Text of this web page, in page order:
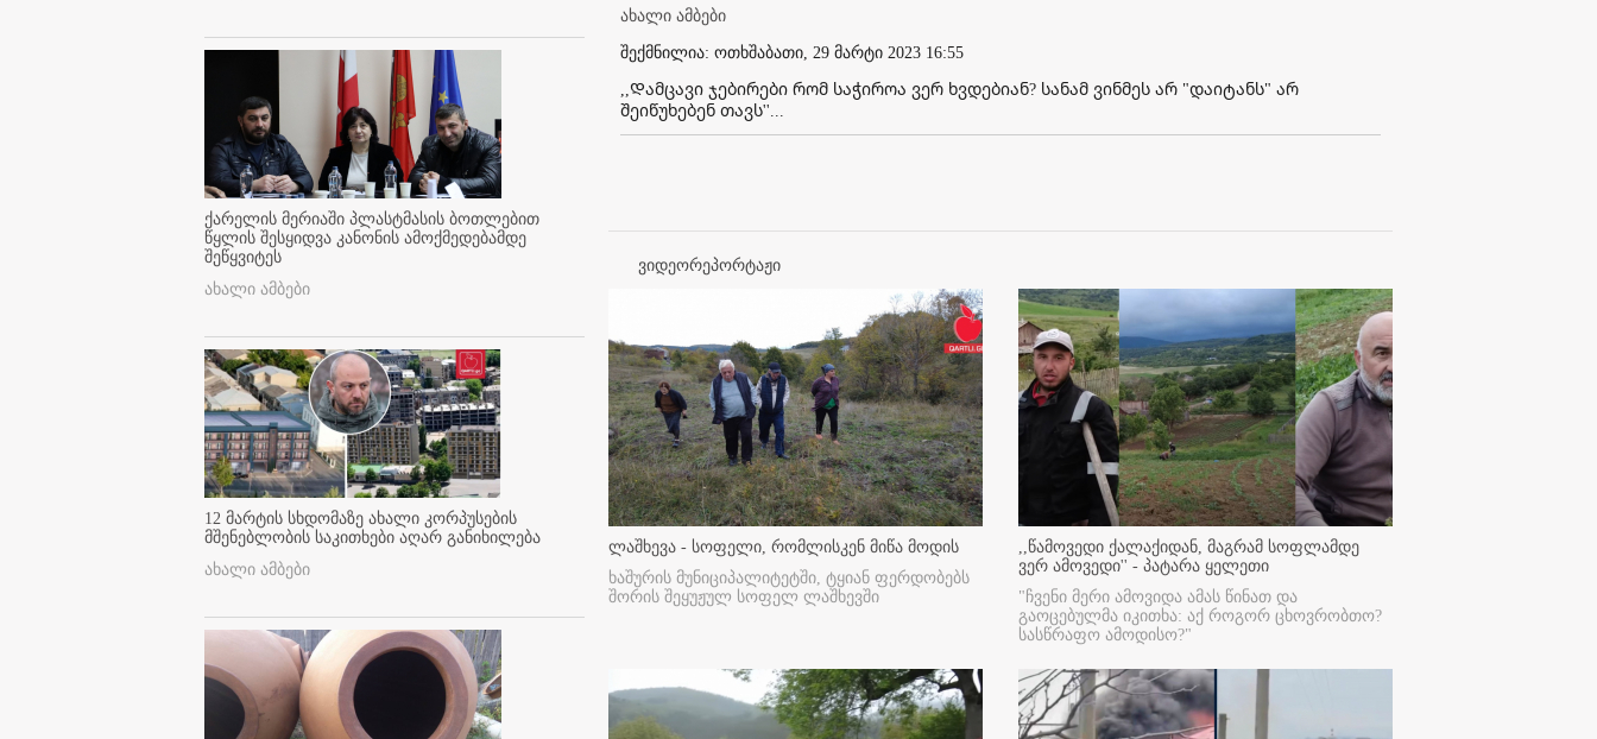
ქარელის მერიაში პლასტმასის ბოთლებით
წყლის შესყიდვა კანონის ამოქმედებამდე
შეწყვიტეს
ახალი ამბები
12 მარტის სხდომაზე ახალი კორპუსების
მშენებლობის საკითხები აღარ განიხილება
ახალი ამბები
ახალი ამბები
შექმნილია: ოთხშაბათი, 29 მარტი 2023 16:55
,,Დამცავი ჯებირები რომ საჭიროა ვერ ხვდებიან? სანამ ვინმეს არ "დაიტანს" არ
შეიწუხებენ თავს''...
ვიდეორეპორტაჟი
ლაშხევა - სოფელი, რომლისკენ მიწა მოდის
ხაშურის მუნიციპალიტეტში, ტყიან ფერდობებს
შორის შეყუჟულ სოფელ ლაშხევში
,,წამოვედი ქალაქიდან, მაგრამ სოფლამდე
ვერ ამოვედი'' - პატარა ყელეთი
"ჩვენი მერი ამოვიდა ამას წინათ და
გაოცებულმა იკითხა: აქ როგორ ცხოვრობთო?
სასწრაფო ამოდისო?"